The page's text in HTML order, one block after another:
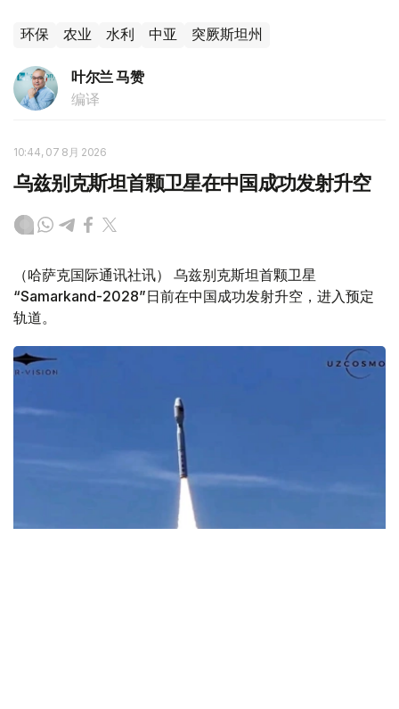
环保 农业 水利 中亚 突厥斯坦州
叶尔兰 马赞
编译
10:44, 07 8月 2026
乌兹别克斯坦首颗卫星在中国成功发射升空
（哈萨克国际通讯社讯） 乌兹别克斯坦首颗卫星
“Samarkand-2028”日前在中国成功发射升空，进入预定
轨道。